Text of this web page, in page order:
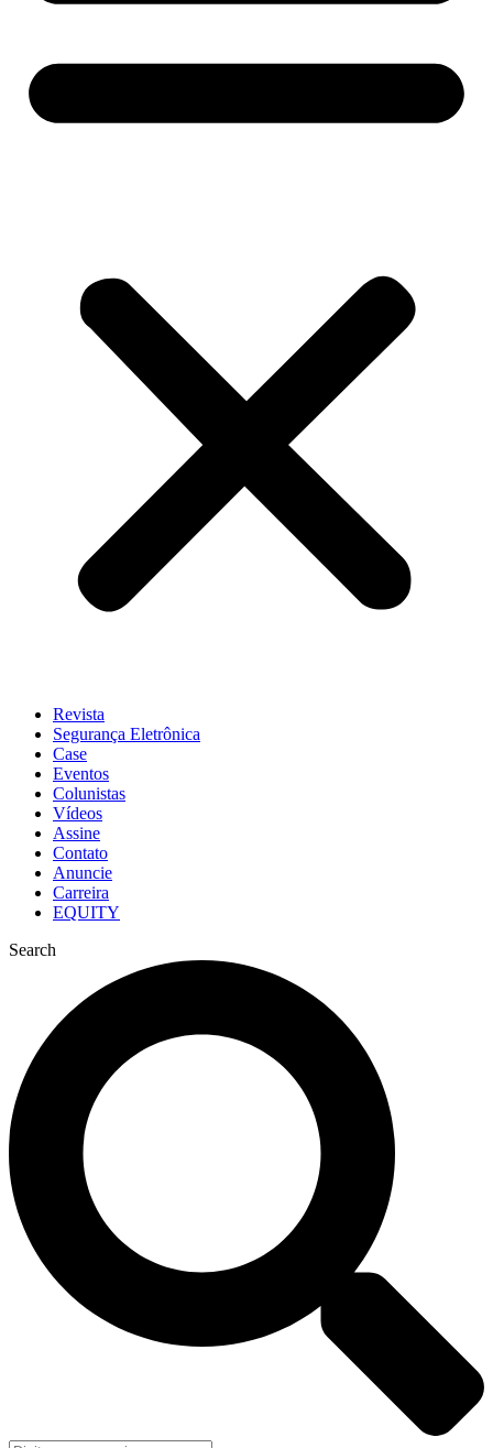
Revista
Segurança Eletrônica
Case
Eventos
Colunistas
Vídeos
Assine
Contato
Anuncie
Carreira
EQUITY
Search